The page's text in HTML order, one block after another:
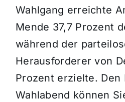
Wahlgang erreichte
Mende 37,7 Prozent
während der
Herausforderer von
Prozent erzielte. Den
Wahlabend können